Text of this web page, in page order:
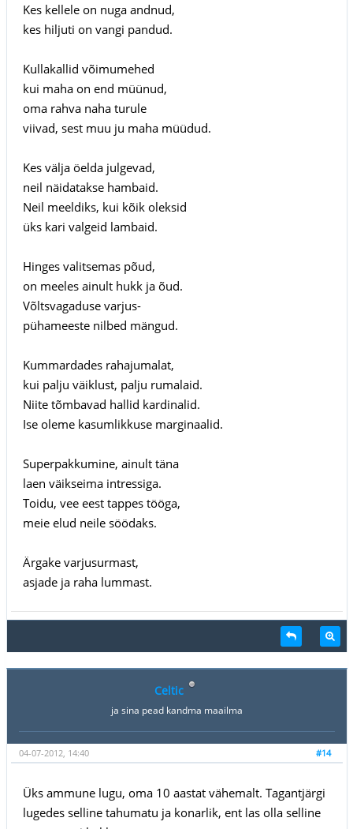
Kes kellele on nuga andnud,
kes hiljuti on vangi pandud.
Kullakallid võimumehed
kui maha on end müünud,
oma rahva naha turule
viivad, sest muu ju maha müüdud.
Kes välja öelda julgevad,
neil näidatakse hambaid.
Neil meeldiks, kui kõik oleksid
üks kari valgeid lambaid.
Hinges valitsemas põud,
on meeles ainult hukk ja õud.
Võltsvagaduse varjus-
pühameeste nilbed mängud.
Kummardades rahajumalat,
kui palju väiklust, palju rumalaid.
Niite tõmbavad hallid kardinalid.
Ise oleme kasumlikkuse marginaalid.
Superpakkumine, ainult täna
laen väikseima intressiga.
Toidu, vee eest tappes tööga,
meie elud neile söödaks.
Ärgake varjusurmast,
asjade ja raha lummast.
Celtic
ja sina pead kandma maailma
#14
04-07-2012, 14:40
Üks ammune lugu, oma 10 aastat vähemalt. Tagantjärgi
lugedes selline tahumatu ja konarlik, ent las olla selline